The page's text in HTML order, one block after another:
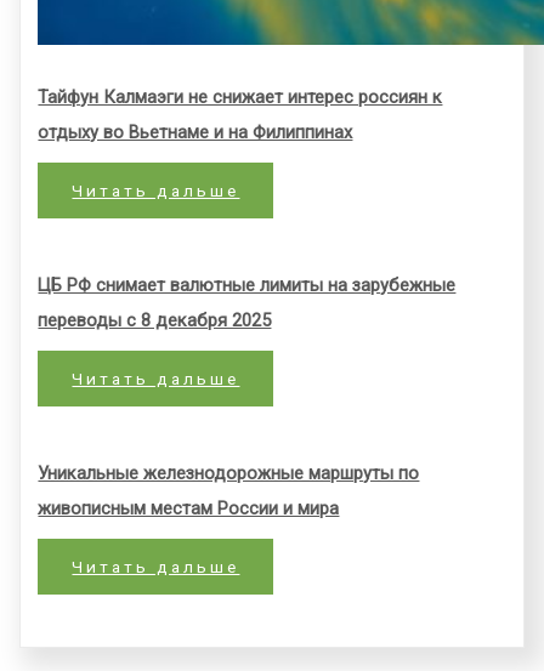
Тайфун Калмаэги не снижает интерес россиян к
отдыху во Вьетнаме и на Филиппинах
Читать дальше
ЦБ РФ снимает валютные лимиты на зарубежные
переводы с 8 декабря 2025
Читать дальше
Уникальные железнодорожные маршруты по
живописным местам России и мира
Читать дальше